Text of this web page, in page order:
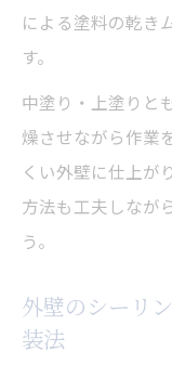
による塗料の乾き
す。
中塗り・上塗りと
燥させながら作業
くい外壁に仕上が
方法も工夫しなが
う。
外壁のシーリ
装法